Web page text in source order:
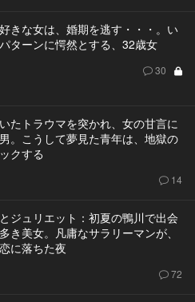
きな女は、婚期を逃す・・・。い
ターンに愕然とする、32歳女
30
たトラウマを突かれ、女の甘言に
。こうして夢見た青年は、地獄の
クする
14
ジュリエット：初夏の鴨川で出会
き美女。凡庸なサラリーマンが、
に落ちた夜
72